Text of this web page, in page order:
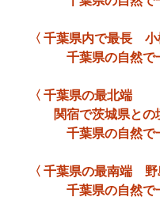
〈 千葉県内で最長 小
千葉県の自然で一
〈 千葉県の最北端
関宿で茨城県との境
千葉県の自然で一
〈 千葉県の最南端 野
千葉県の自然で一